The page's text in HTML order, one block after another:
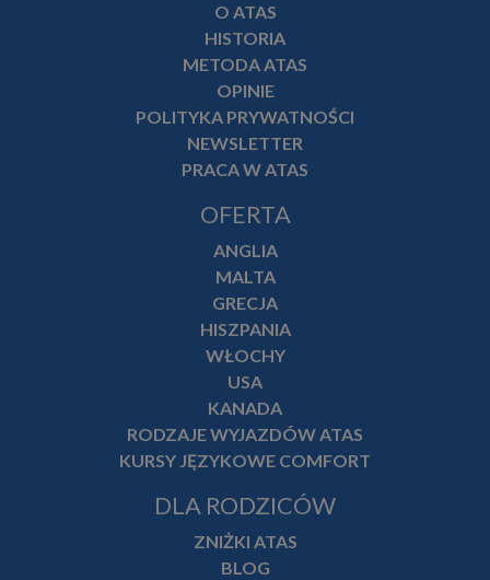
O ATAS
HISTORIA
METODA ATAS
OPINIE
POLITYKA PRYWATNOŚCI
NEWSLETTER
PRACA W ATAS
OFERTA
ANGLIA
MALTA
GRECJA
HISZPANIA
WŁOCHY
USA
KANADA
RODZAJE WYJAZDÓW ATAS
KURSY JĘZYKOWE COMFORT
DLA RODZICÓW
ZNIŻKI ATAS
BLOG